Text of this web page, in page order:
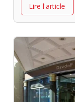
Lire l'article